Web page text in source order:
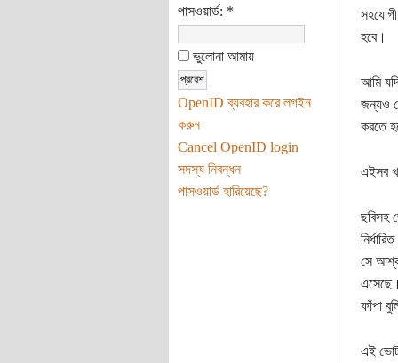
পাসওয়ার্ড: *
ভুলোনা আমায়
OpenID ব্যবহার করে লগইন
করুন
Cancel OpenID login
সদস্য নিবন্ধন
পাসওয়ার্ড হারিয়েছে?
হবে।
আমি
জন্যও
করতে
এইসব
ছবিসহ
সে
ফাঁপা
এই